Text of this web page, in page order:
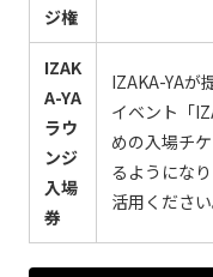
ジ権
IZAK
A-YA
ラウ
ンジ
入場
券
IZAKA-YAが
イベント「
めの入場チ
るようにな
活用ください